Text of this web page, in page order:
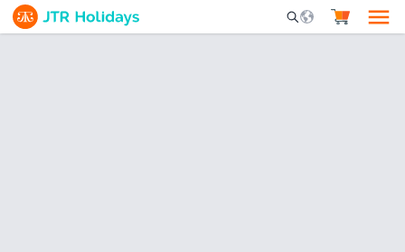
Mobile Search